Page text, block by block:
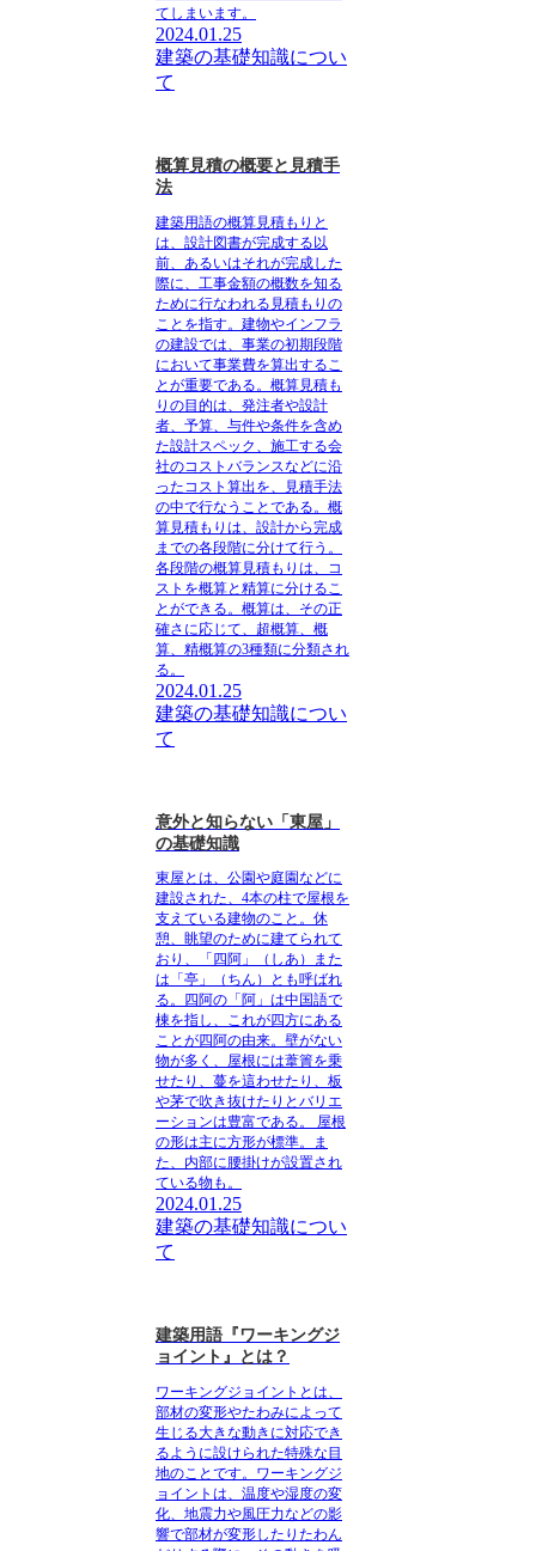
てしまいます。
2024.01.25
建築の基礎知識につい
て
概算見積の概要と見積手
法
建築用語の概算見積もりと
は、設計図書が完成する以
前、あるいはそれが完成した
際に、工事金額の概数を知る
ために行なわれる見積もりの
ことを指す。 建物やインフラ
の建設では、事業の初期段階
において事業費を算出するこ
とが重要である。概算見積も
りの目的は、 発注者や設計
者、予算、与件や条件を含め
た設計スペック、施工する会
社のコストバランスなどに沿
ったコスト算出を、見積手法
の中で行なうことである。 概
算見積もりは、設計から完成
までの各段階に分けて行う。
各段階の概算見積もりは、コ
ストを概算と精算に分けるこ
とができる。概算は、その正
確さに応じて、超概算、概
算、精概算の3種類に分類され
る。
2024.01.25
建築の基礎知識につい
て
意外と知らない「東屋」
の基礎知識
東屋 とは、公園や庭園などに
建設された、4本の柱で屋根を
支えている建物のこと。休
憩、眺望のために建てられて
おり、「 四阿 」（しあ）また
は「 亭 」（ちん）とも呼ばれ
る。四阿の「阿」は中国語で
棟を指し、これが四方にある
ことが四阿の由来。壁がない
物が多く、屋根には葦簀を乗
せたり、蔓を這わせたり、板
や茅で吹き抜けたりとバリエ
ーションは豊富である。 屋根
の形は主に方形が標準。ま
た、内部に腰掛けが設置され
ている物も。
2024.01.25
建築の基礎知識につい
て
建築用語『ワーキングジ
ョイント』とは？
ワーキングジョイントとは、
部材の変形やたわみによって
生じる大きな動きに対応でき
るように設けられた特殊な目
地のことです。 ワーキングジ
ョイント は、温度や湿度の変
化、地震力や風圧力などの影
響で部材が変形したりたわん